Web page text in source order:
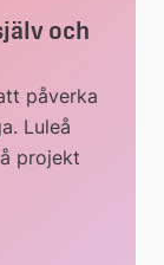
och
påverka
Luleå
projekt